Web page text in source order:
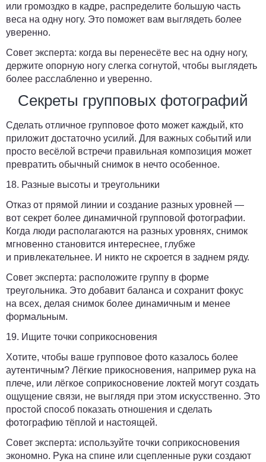
или громоздко в кадре, распределите большую часть
веса на одну ногу. Это поможет вам выглядеть более
уверенно.
Совет эксперта: когда вы перенесёте вес на одну ногу,
держите опорную ногу слегка согнутой, чтобы выглядеть
более расслабленно и уверенно.
Секреты групповых фотографий
Сделать отличное групповое фото может каждый, кто
приложит достаточно усилий. Для важных событий или
просто весёлой встречи правильная композиция может
превратить обычный снимок в нечто особенное.
18. Разные высоты и треугольники
Отказ от прямой линии и создание разных уровней —
вот секрет более динамичной групповой фотографии.
Когда люди располагаются на разных уровнях, снимок
мгновенно становится интереснее, глубже
и привлекательнее. И никто не скроется в заднем ряду.
Совет эксперта: расположите группу в форме
треугольника. Это добавит баланса и сохранит фокус
на всех, делая снимок более динамичным и менее
формальным.
19. Ищите точки соприкосновения
Хотите, чтобы ваше групповое фото казалось более
аутентичным? Лёгкие прикосновения, например рука на
плече, или лёгкое соприкосновение локтей могут создать
ощущение связи, не выглядя при этом искусственно. Это
простой способ показать отношения и сделать
фотографию тёплой и настоящей.
Совет эксперта: используйте точки соприкосновения
экономно. Рука на спине или сцепленные руки создают